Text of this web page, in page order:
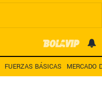
América – San Diego TV
FUERZAS BÁSICAS MERCADO